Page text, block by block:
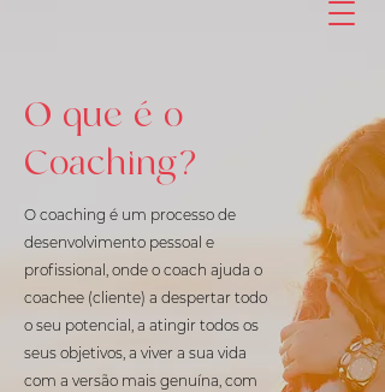
O que é o
Coaching?
O coaching é um processo de
desenvolvimento pessoal e
profissional, onde o coach ajuda o
coachee (cliente) a despertar todo
o seu potencial, a atingir todos os
seus objetivos, a viver a sua vida
com a versão mais genuína, com